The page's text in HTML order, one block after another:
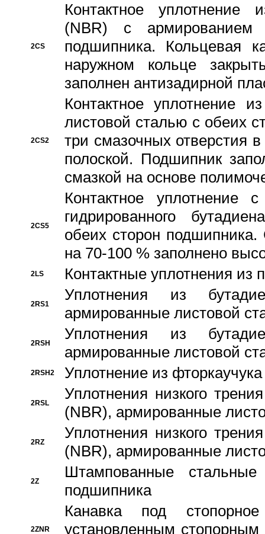
2CS
Контактное уплотнение
(NBR) с
подшипника. Кольцевая
наружном кольце
заполнен антизадирной
2CS2
Контактное уплотнение
листовой сталью с обеих
три смазочных отверстия
полоской. Подшипник
смазкой на основе
2CS5
Контактное уплотнение
гидрированного
обеих сторон
на 70-100 % заполнено
2LS Контактные уплотнения из
2RS1
Уплотнения из
армированные листовой
2RSH
Уплотнения из
армированные листовой
2RSH2 Уплотнение из
2RSL
Уплотнения низкого
(NBR), армированные
2RZ
Уплотнения низкого
(NBR), армированные
2Z
Штампованные
подшипника
2ZNR
Канавка под
установленным